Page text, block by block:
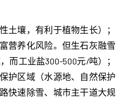
土壤，有利于植物生长）；
营养化风险。但生石灰融雪
而工业盐300-500元/吨）；
护区域（水源地、自然保护
快速除雪、城市主干道大规